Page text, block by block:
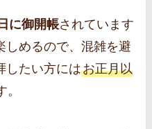
に御開帳されています
しめるので、混雑を避
したい方にはお正月以
。